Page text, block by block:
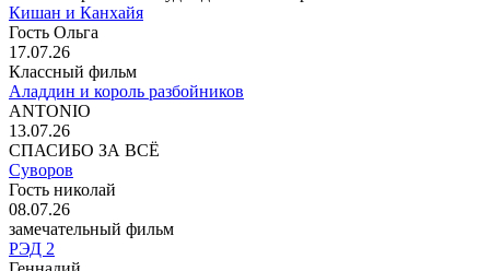
Кишан и Канхайя
Гость Ольга
17.07.26
Классный фильм
Аладдин и король разбойников
ANTONIO
13.07.26
СПАСИБО ЗА ВСЁ
Суворов
Гость николай
08.07.26
замечательный фильм
РЭД 2